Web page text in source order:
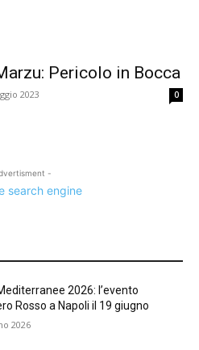
Pericolo in Bocca
2023 0
-
2026: l’evento
Rosso a Napoli il 19 giugno
2026